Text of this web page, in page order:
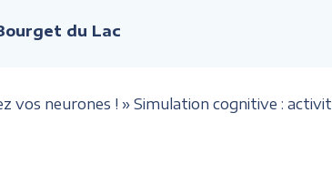
du Lac
vos neurones ! » Simulation cognitive :